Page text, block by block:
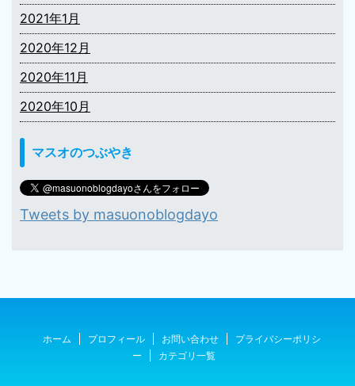
2021年1月
2020年12月
2020年11月
2020年10月
マスオのつぶやき
Tweets by masuonoblogdayo
ホーム プロフィール お問い合わせ
プライバシーポリシ
ー
カテゴリ一覧